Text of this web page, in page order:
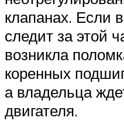
клапанах. Если
следит за этой
возникла
коренных
а владельца
двигателя.